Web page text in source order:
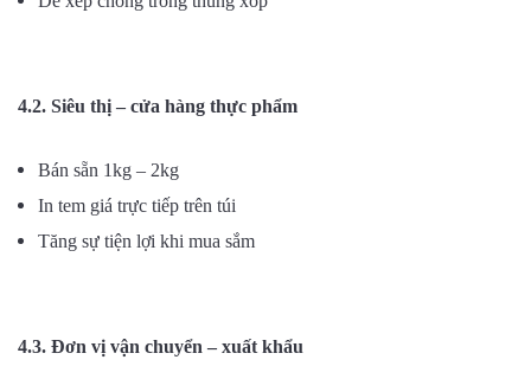
4.2. Siêu thị – cửa hàng thực phẩm
Bán sẵn 1kg – 2kg
In tem giá trực tiếp trên túi
Tăng sự tiện lợi khi mua sắm
4.3. Đơn vị vận chuyển – xuất khẩu